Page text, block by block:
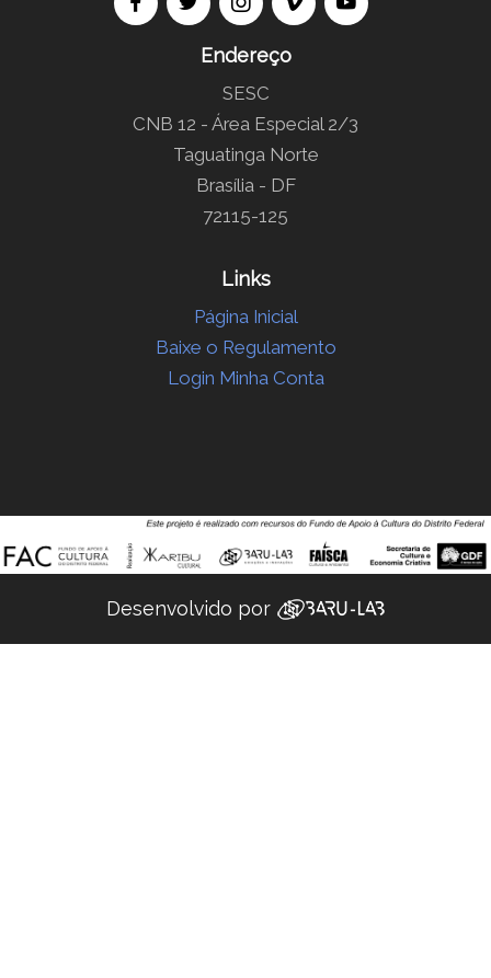
Endereço
SESC
CNB 12 - Área Especial 2/3
Taguatinga Norte
Brasília - DF
72115-125
Links
Página Inicial
Baixe o Regulamento
Login Minha Conta
Desenvolvido por ‌